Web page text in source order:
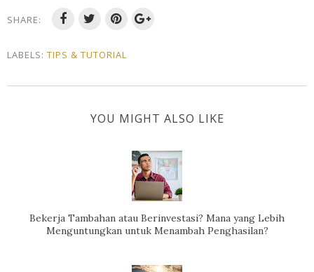
SHARE:
LABELS: TIPS & TUTORIAL
YOU MIGHT ALSO LIKE
Bekerja Tambahan atau Berinvestasi? Mana yang Lebih
Menguntungkan untuk Menambah Penghasilan?